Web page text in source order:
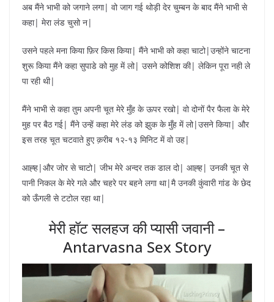
अब मैंने भाभी को जगाने लगा| वो जाग गई थोड़ी देर चुम्बन के बाद मैंने भाभी से
कहा| मेरा लंड चुसो न|
उसने पहले मना किया फ़िर किस किया| मैंने भाभी को कहा चाटो|उन्होंने चाटना
शुरू किया मैंने कहा सुपाडे को मुह में लो| उसने कोशिश की| लेकिन पूरा नही ले
पा रही थी|
मैंने भाभी से कहा तुम अपनी चूत मेरे मुँह के ऊपर रखो| वो दोनों पैर फैला के मेरे
मुह पर बैठ गई| मैंने उन्हें कहा मेरे लंड को झुक के मुँह में लो|उसने किया| और
इस तरह चूत चटवाते हुए क़रीब १२-१३ मिनिट में वो उह|
आह्ह|और जोर से चाटो| जीभ मेरे अन्दर तक डाल दो| आह्ह| उनकी चूत से
पानी निकल के मेरे गले और चहरे पर बहने लगा था|मै उनकी कुंवारी गांड के छेद
को ऊँगली से टटोल रहा था|
मेरी हॉट सलहज की प्यासी जवानी –
Antarvasna Sex Story